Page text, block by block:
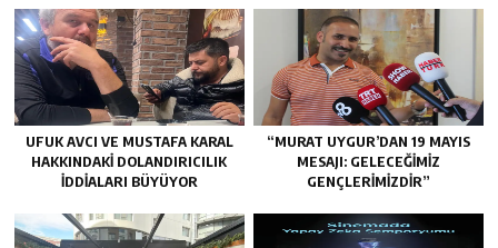
UFUK AVCI VE MUSTAFA KARAL
HAKKINDAKI DOLANDIRICILIK
İDDIALARI BÜYÜYOR
“MURAT UYGUR’DAN 19 MAYIS
MESAJI: GELECEĞIMIZ
GENÇLERIMIZDIR”